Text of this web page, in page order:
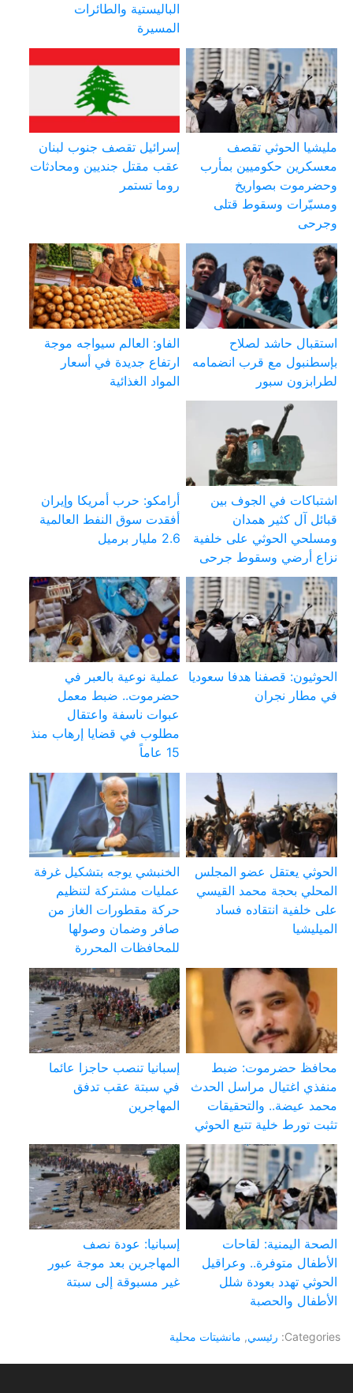
الباليستية والطائرات
المسيرة
مليشيا الحوثي تقصف
معسكرين حكوميين بمأرب
وحضرموت بصواريخ
ومسيّرات وسقوط قتلى
وجرحى
إسرائيل تقصف جنوب لبنان
عقب مقتل جنديين ومحادثات
روما تستمر
استقبال حاشد لصلاح
بإسطنبول مع قرب انضمامه
لطرابزون سبور
الفاو: العالم سيواجه موجة
ارتفاع جديدة في أسعار
المواد الغذائية
اشتباكات في الجوف بين
قبائل آل كثير همدان
ومسلحي الحوثي على خلفية
نزاع أرضي وسقوط جرحى
أرامكو: حرب أمريكا وإيران
أفقدت سوق النفط العالمية
2.6 مليار برميل
الحوثيون: قصفنا هدفا سعوديا
في مطار نجران
عملية نوعية بالعبر في
حضرموت.. ضبط معمل
عبوات ناسفة واعتقال
مطلوب في قضايا إرهاب منذ
15 عاماً
الحوثي يعتقل عضو المجلس
المحلي بحجة محمد القيسي
على خلفية انتقاده فساد
الميليشيا
الخنبشي يوجه بتشكيل غرفة
عمليات مشتركة لتنظيم
حركة مقطورات الغاز من
صافر وضمان وصولها
للمحافظات المحررة
محافظ حضرموت: ضبط
منفذي اغتيال مراسل الحدث
محمد عيضة.. والتحقيقات
تثبت تورط خلية تتبع الحوثي
إسبانيا تنصب حاجزا عائما
في سبتة عقب تدفق
المهاجرين
الصحة اليمنية: لقاحات
الأطفال متوفرة.. وعراقيل
الحوثي تهدد بعودة شلل
الأطفال والحصبة
إسبانيا: عودة نصف
المهاجرين بعد موجة عبور
غير مسبوقة إلى سبتة
Categories: رئيسي, مانشيتات محلية